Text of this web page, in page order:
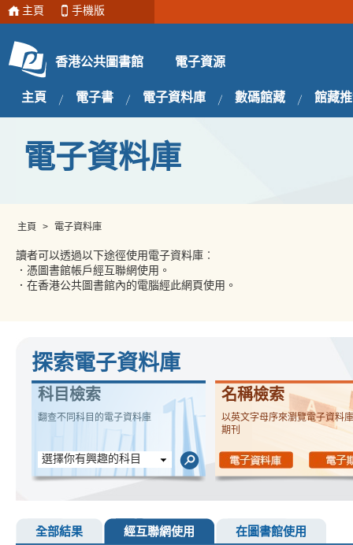
主頁 手機版
香港公共圖書館 電子資源
主頁 電子書 電子資料庫 數碼館藏 館藏
電子資料庫
主頁 > 電子資料庫
讀者可以透過以下途徑使用電子資料庫︰
．憑圖書館帳戶經互聯網使用。
．在香港公共圖書館內的電腦經此網頁使用。
探索電子資料庫
科目檢索
翻查不同科目的電子資料庫
選擇你有興趣的科目
名稱檢索
以英文字母序來瀏覽電子資料
期刊
全部結果 經互聯網使用 在圖書館使用